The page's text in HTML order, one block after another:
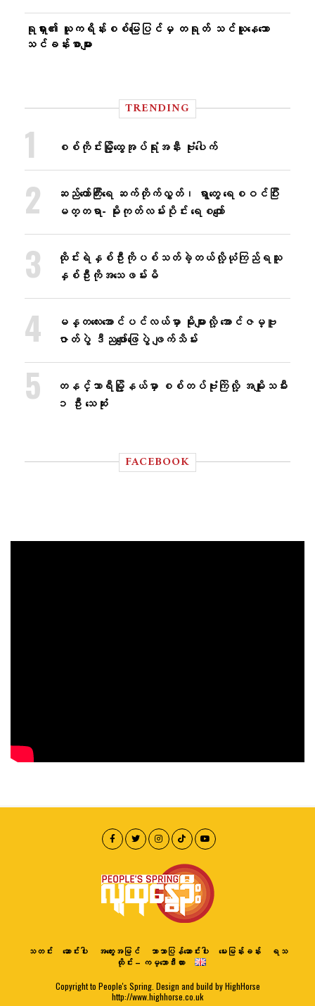
ရုရှား၏ ယူကရိန်းစစ်မြေပြင်မှ တရုတ် သင်ယူနေသော
သင်ခန်းစာများ
TRENDING
စစ်ကိုင်းမြို့ထွေအုပ်ရုံးအနီး ဗုံးပေါက်
ဆည်တော်ကြီးရေ ဆက်တိုက်လွှတ်၊ ရွာတွေ ရေစဝင်ပြီး
မတ္တရာ- မိုးကုတ်လမ်းပိုင်း ရေစကျော်
ထိုင်းရဲနှစ်ဦးကိုပစ်သတ်ခဲ့တယ်လို့ယုံကြည်ရသူ
နှစ်ဦးကိုအသေဖမ်းမိ
မန္တလေးအောင်ပင်လယ်မှာ မိုးများလို့ အောင်ဇမ္ဗူ
ဇာတ်ပွဲ ဒီညဖျော်ဖြေပွဲ ဖျက်သိမ်း
တနင်္သာရီမြို့နယ်မှာ စစ်တပ်ဗုံးကြဲလို့ အမျိုးသမီး
၁ ဦး သေဆုံး
FACEBOOK
သတင်း ဆောင်းပါး အတွေးအမြင် ဘာသာပြန်ဆောင်းပါး မေးမြန်းခန်း
ရသ
ထိုင်း – ကမ္ဘောဒီးယား
Copyright to People's Spring. Design and build by HighHorse
http://www.highhorse.co.uk